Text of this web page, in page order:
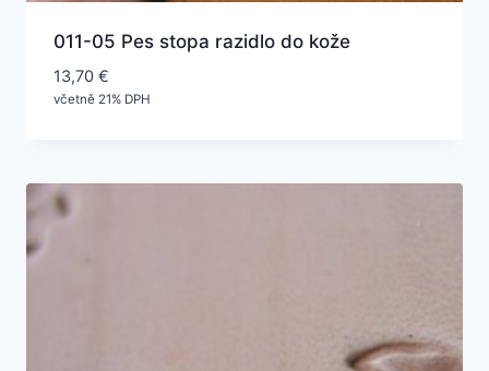
011-05 Pes stopa razidlo do kože
13,70 €
včetně 21% DPH